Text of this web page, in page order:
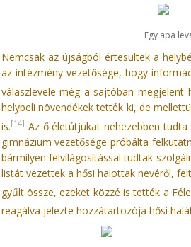
Egy apa
Nemcsak az újságból értesültek a
az intézmény vezetősége, hogy
válaszlevele még a sajtóban megjelent
helybeli növendékek tették ki, de
is.[14] Az ő életútjukat nehezebben
gimnázium vezetősége próbálta
bármilyen felvilágosítással tudtak
listát vezettek a hősi halottak nevéről,
gyűlt össze, ezeket közzé is tették a
reagálva jelezte hozzátartozója hősi